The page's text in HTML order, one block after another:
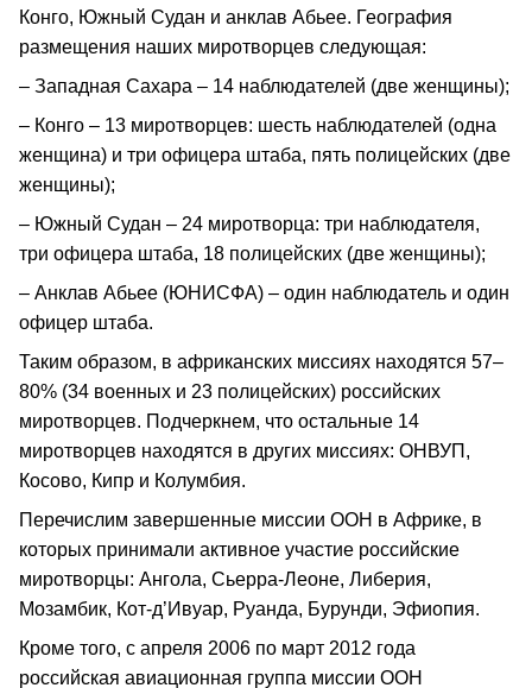
Конго, Южный Судан и анклав Абьее. География
размещения наших миротворцев следующая:
– Западная Сахара – 14 наблюдателей (две женщины);
– Конго – 13 миротворцев: шесть наблюдателей (одна
женщина) и три офицера штаба, пять полицейских (две
женщины);
– Южный Судан – 24 миротворца: три наблюдателя,
три офицера штаба, 18 полицейских (две женщины);
– Анклав Абьее (ЮНИСФА) – один наблюдатель и один
офицер штаба.
Таким образом, в африканских миссиях находятся 57­–
80% (34 военных и 23 полицейских) российских
миротворцев. Подчеркнем, что остальные 14
миротворцев находятся в других миссиях: ОНВУП,
Косово, Кипр и Колумбия.
Перечислим завершенные миссии ООН в Африке, в
которых принимали активное участие российские
миротворцы: Ангола, Сьерра‑Леоне, Либерия,
Мозамбик, Кот‑д’Ивуар, Руанда, Бурунди, Эфиопия.
Кроме того, с апреля 2006 по март 2012 года
российская авиационная группа миссии ООН